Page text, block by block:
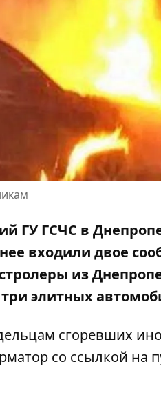
ГУ ГСЧС в
входили двое
из
элитных
сгоревших
со ссылкой на